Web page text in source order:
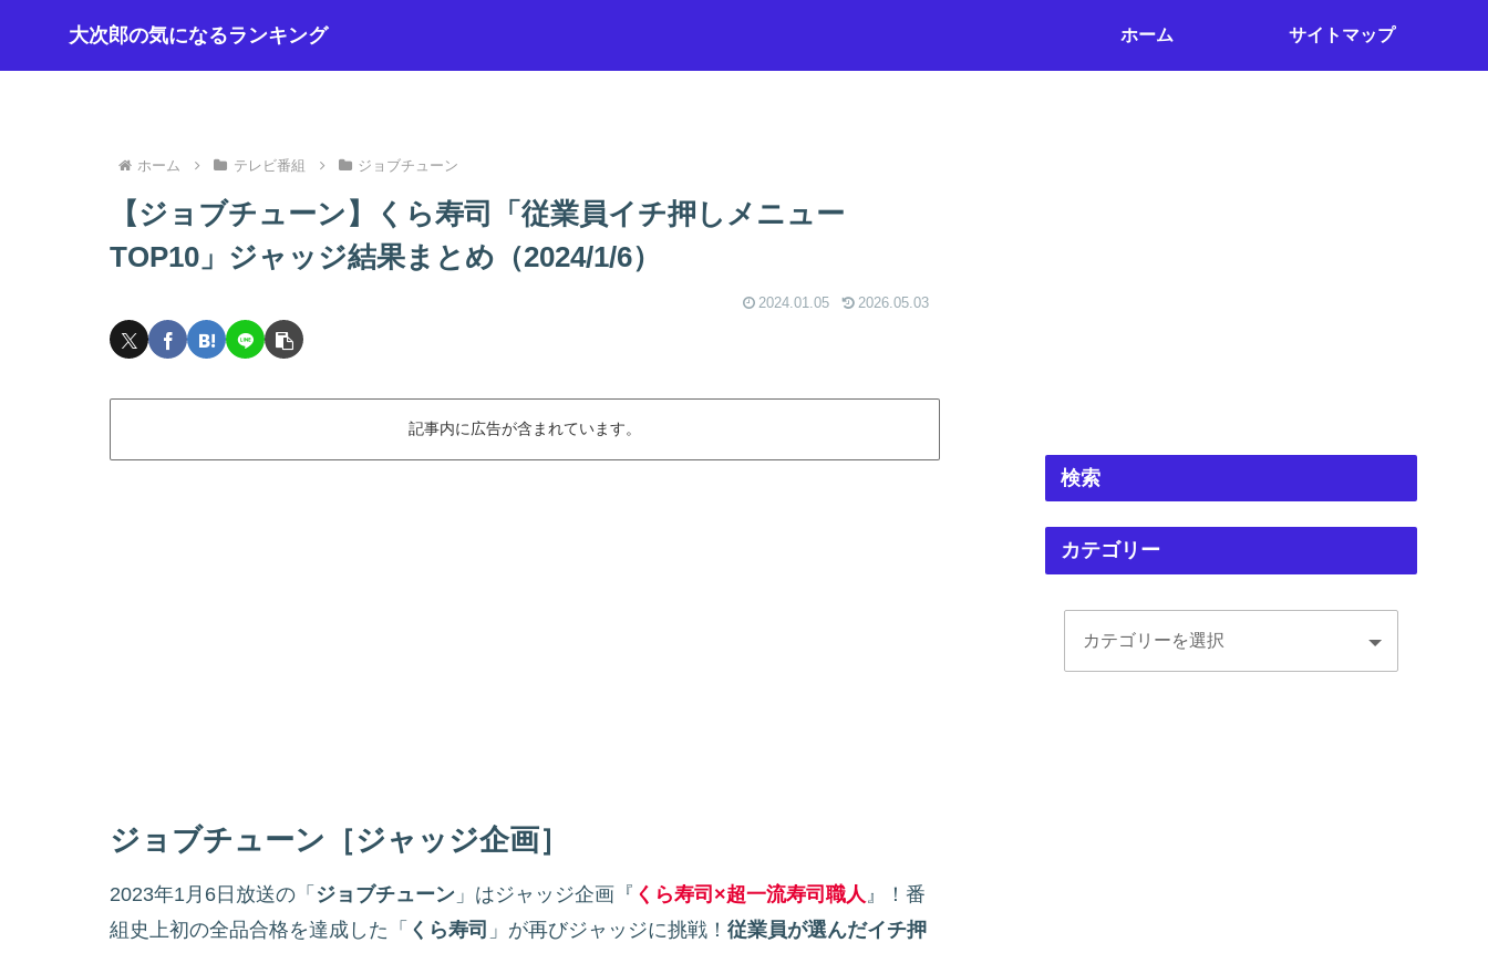
大次郎の気になるランキング ホーム サイトマップ
ホーム テレビ番組 ジョブチューン
【ジョブチューン】くら寿司「従業員イチ押しメニュー
TOP10」ジャッジ結果まとめ（2024/1/6）
2024.01.05 2026.05.03
記事内に広告が含まれています。
ジョブチューン［ジャッジ企画］
2023年1月6日放送の「 ジョブチューン 」はジャッジ企画『 くら寿司×超一流寿司職人』！番
組史上初の全品合格を達成した「 くら寿司 」が再びジャッジに挑戦！ 従業員が選んだイチ押
検索
カテゴリー